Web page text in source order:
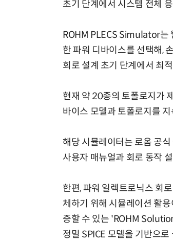
초기 단계에서 시스템 전체
ROHM PLECS Simulator는
한 파워 디바이스를 선택해,
회로 설계 초기 단계에서 최
현재 약 20종의 토폴로지가
바이스 모델과 토폴로지를
해당 시뮬레이터는 로옴 공
사용자 매뉴얼과 회로 동작
한편, 파워 일렉트로닉스 회
체하기 위해 시뮬레이션 활
증할 수 있는 'ROHM
정밀 SPICE 모델을 기반으